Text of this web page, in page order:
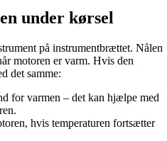
under kørsel
på instrumentbrættet. Nålen
motoren er varm. Hvis den
det samme:
for varmen – det kan hjælpe med
hvis temperaturen fortsætter